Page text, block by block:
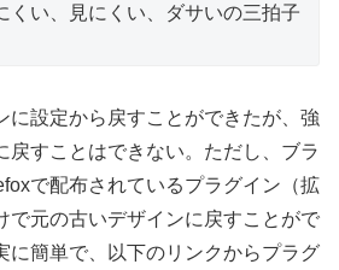
くい、見にくい、ダサいの三拍子
設定から戻すことができたが、強
戻すことはできない。ただし、ブラ
で配布されているプラグイン（拡
で元の古いデザインに戻すことがで
に簡単で、以下のリンクからプラグ